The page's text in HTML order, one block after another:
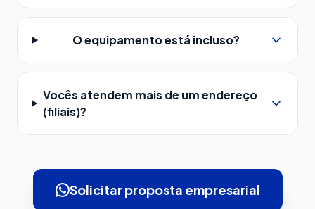
O equipamento está incluso?
Vocês atendem mais de um endereço
(filiais)?
Solicitar proposta empresarial